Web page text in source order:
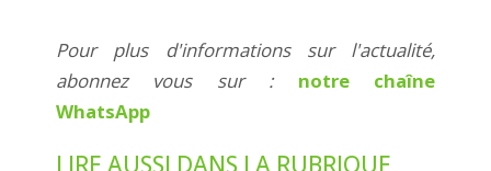
Pour plus d'informations sur l'actualité,
abonnez vous sur : notre chaîne
WhatsApp
LIRE AUSSI DANS LA RUBRIQUE